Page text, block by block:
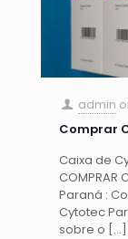
admin
Comprar
Caixa de
COMPRAR
Paraná :
Cytotec
sobre o […]